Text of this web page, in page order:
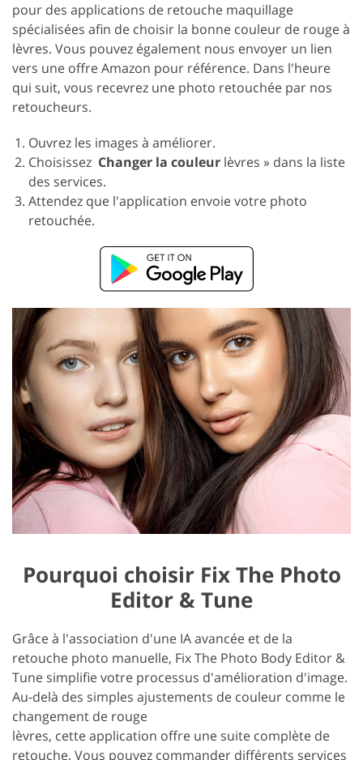
pour des applications de retouche maquillage
spécialisées afin de choisir la bonne couleur de rouge à
lèvres. Vous pouvez également nous envoyer un lien
vers une offre Amazon pour référence. Dans l'heure
qui suit, vous recevrez une photo retouchée par nos
retoucheurs.
Ouvrez les images à améliorer.
Choisissez Changer la couleur lèvres » dans la liste
des services.
Attendez que l'application envoie votre photo
retouchée.
Pourquoi choisir Fix The Photo
Editor & Tune
Grâce à l'association d'une IA avancée et de la
retouche photo manuelle, Fix The Photo Body Editor &
Tune simplifie votre processus d'amélioration d'image.
Au-delà des simples ajustements de couleur comme le
changement de rouge
lèvres, cette application offre une suite complète de
retouche. Vous pouvez commander différents services